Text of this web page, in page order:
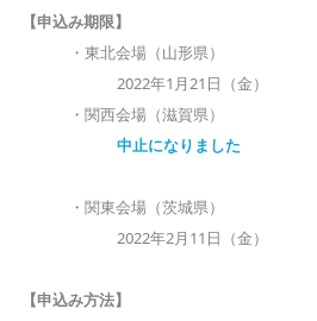
【申込み期限】
・東北会場（山形県）
2022年1月21日（金）
・関西会場（滋賀県）
中止になりました
・関東会場（茨城県）
2022年2月11日（金）
【申込み方法】